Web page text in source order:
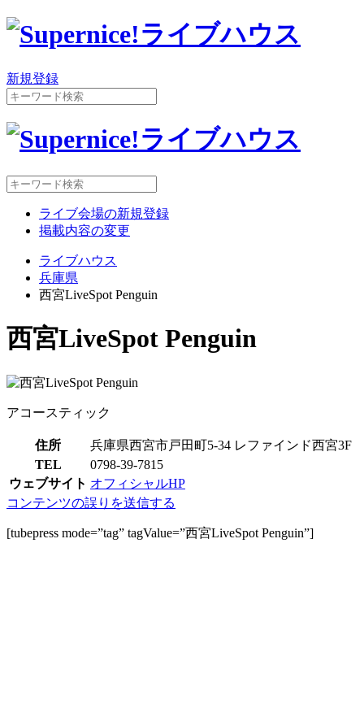
新規登録
ライブ会場の新規登録
掲載内容の変更
ライブハウス
兵庫県
西宮LiveSpot Penguin
西宮LiveSpot Penguin
アコースティック
住所
兵庫県西宮市戸田町5-34 レファインド西宮3F
TEL
0798-39-7815
ウェブサイト オフィシャルHP
コンテンツの誤りを送信する
[tubepress mode=”tag” tagValue=”西宮LiveSpot Penguin”]